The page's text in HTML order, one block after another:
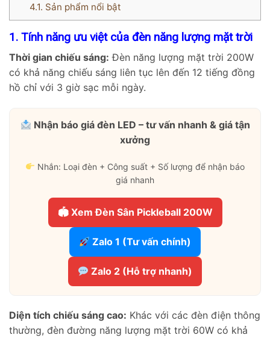
4.1. Sản phẩm nổi bật
1. Tính năng ưu việt của đèn năng lượng mặt trời
Thời gian chiếu sáng: Đèn năng lượng mặt trời 200W
có khả năng chiếu sáng liên tục lên đến 12 tiếng đồng
hồ chỉ với 3 giờ sạc mỗi ngày.
Nhận báo giá đèn LED – tư vấn nhanh & giá tận
xưởng
Nhắn: Loại đèn + Công suất + Số lượng để nhận báo
giá nhanh
🏟 Xem Đèn Sân Pickleball 200W
Zalo 1 (Tư vấn chính)
Zalo 2 (Hỗ trợ nhanh)
Diện tích chiếu sáng cao: Khác với các đèn điện thông
thường, đèn đường năng lượng mặt trời 60W có khả